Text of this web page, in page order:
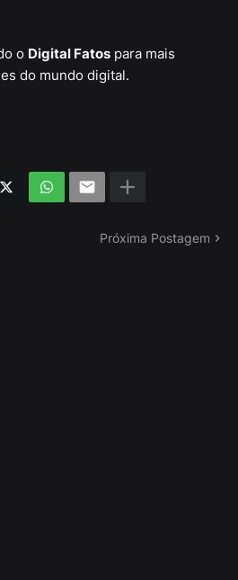
o Digital Fatos para mais
do mundo digital.
Próxima Postagem